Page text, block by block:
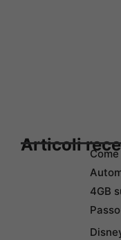
Articoli
4GB